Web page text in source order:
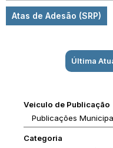
Atas de Adesão (SRP)
Última
Veiculo de Publicação
Categoria